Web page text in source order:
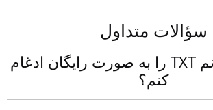
سؤالات متداول
چگونه می توانم TXT را به صورت رایگان ادغام
کنم؟